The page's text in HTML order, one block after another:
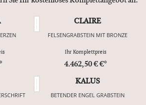
CLAIRE
FELSENGRABSTEIN MIT BRONZE
Ihr Komplettpreis
4.462,50 € €*
KALUS
BETENDER ENGEL GRABSTEIN